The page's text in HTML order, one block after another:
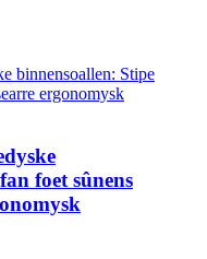
foet sûnens